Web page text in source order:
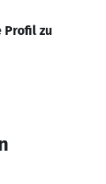
Profil zu